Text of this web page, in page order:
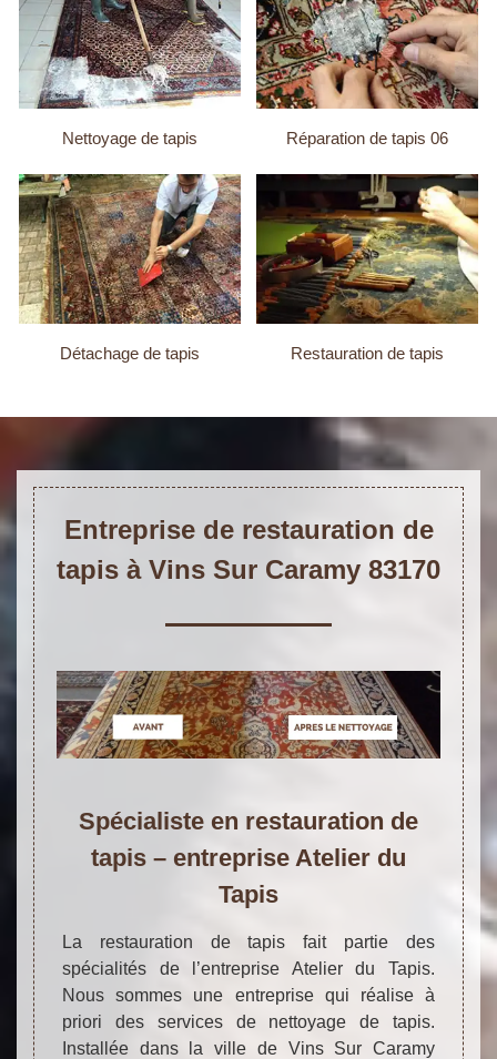
Nettoyage de tapis Réparation de tapis 06
Détachage de tapis Restauration de tapis
Entreprise de restauration de
tapis à Vins Sur Caramy 83170
Spécialiste en restauration de
tapis – entreprise Atelier du
Tapis
La restauration de tapis fait partie des
spécialités de l’entreprise Atelier du Tapis.
Nous sommes une entreprise qui réalise à
priori des services de nettoyage de tapis.
Installée dans la ville de Vins Sur Caramy